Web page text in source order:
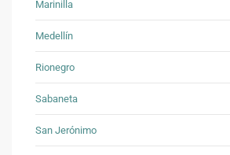
Marinilla
Medellín
Rionegro
Sabaneta
San Jerónimo